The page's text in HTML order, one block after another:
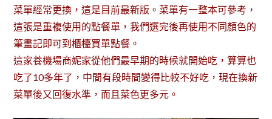
菜單經常更換，這是目前最新版。菜單有一整本可參考，
這張是重複使用的點餐單，我們選完後再使用不同顏色的
筆畫記即可到櫃檯買單點餐。
這家養機場商妮家從他們最早期的時候就開始吃，算算也
吃了10多年了，中間有段時間變得比較不好吃，現在換新
菜單後又回復水準，而且菜色更多元。